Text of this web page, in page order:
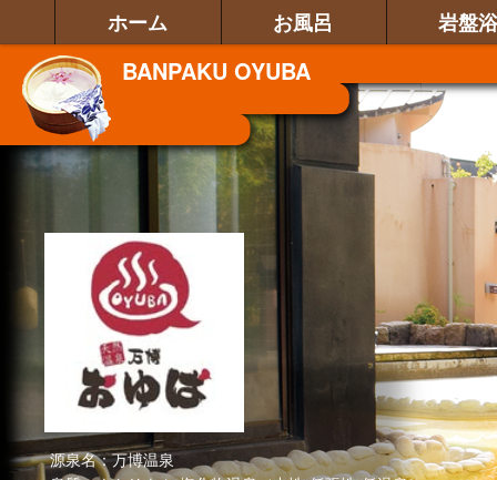
ホーム お風呂 岩盤浴
源泉名：万博温泉
BANPAKU OYUBA